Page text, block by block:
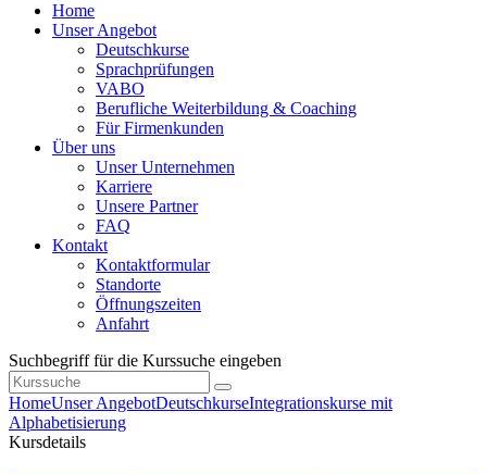
Home
Unser Angebot
Deutschkurse
Sprachprüfungen
VABO
Berufliche Weiterbildung & Coaching
Für Firmenkunden
Über uns
Unser Unternehmen
Karriere
Unsere Partner
FAQ
Kontakt
Kontaktformular
Standorte
Öffnungszeiten
Anfahrt
Suchbegriff für die Kurssuche eingeben
HomeUnser AngebotDeutschkurseIntegrationskurse mit
Alphabetisierung
Kursdetails